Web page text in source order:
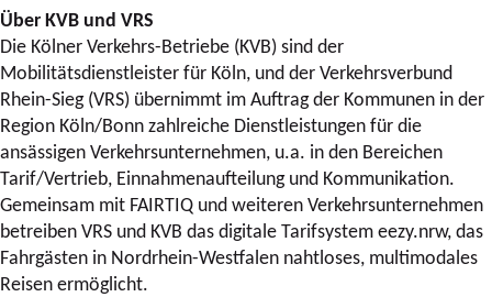
Über KVB und VRS
Die Kölner Verkehrs-Betriebe (KVB) sind der
Mobilitätsdienstleister für Köln, und der Verkehrsverbund
Rhein-Sieg (VRS) übernimmt im Auftrag der Kommunen in der
Region Köln/Bonn zahlreiche Dienstleistungen für die
ansässigen Verkehrsunternehmen, u.a. in den Bereichen
Tarif/Vertrieb, Einnahmenaufteilung und Kommunikation.
Gemeinsam mit FAIRTIQ und weiteren Verkehrsunternehmen
betreiben VRS und KVB das digitale Tarifsystem eezy.nrw, das
Fahrgästen in Nordrhein-Westfalen nahtloses, multimodales
Reisen ermöglicht.